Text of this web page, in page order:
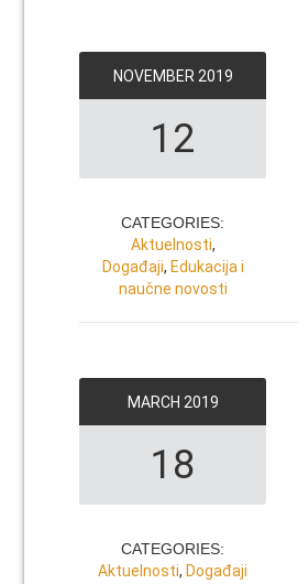
NOVEMBER 2019
12
CATEGORIES:
Aktuelnosti,
Događaji, Edukacija i
naučne novosti
MARCH 2019
18
CATEGORIES:
Aktuelnosti, Događaji